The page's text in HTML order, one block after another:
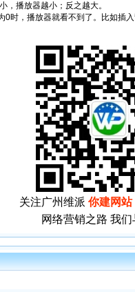
，播放器越小；反之越大。
时，播放器就看不到了。比如插
关注广州维派 你建网站
网络营销之路 我